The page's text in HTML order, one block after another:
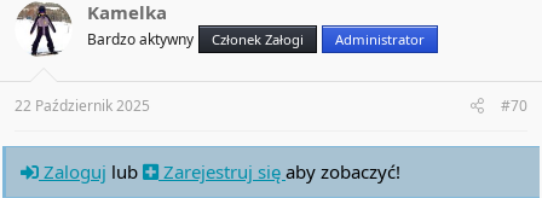
i
s
:
Kamelka
Bardzo aktywny Członek Załogi Administrator
22 Październik 2025 #70
Zaloguj lub Zarejestruj się aby zobaczyć!